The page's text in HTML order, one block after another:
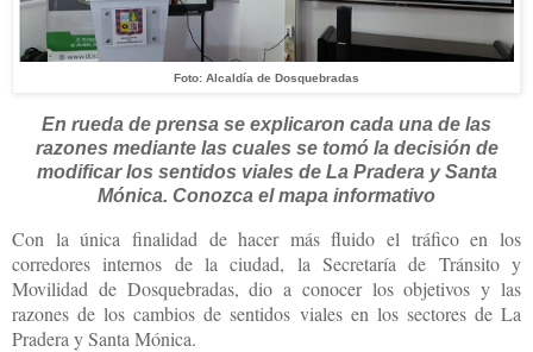
Foto: Alcaldía de Dosquebradas
En rueda de prensa se explicaron cada una de las
razones mediante las cuales se tomó la decisión de
modificar los sentidos viales de La Pradera y Santa
Mónica. Conozca el mapa informativo
Con la única finalidad de hacer más fluido el tráfico en los
corredores internos de la ciudad, la Secretaría de Tránsito y
Movilidad de Dosquebradas, dio a conocer los objetivos y las
razones de los cambios de sentidos viales en los sectores de La
Pradera y Santa Mónica.